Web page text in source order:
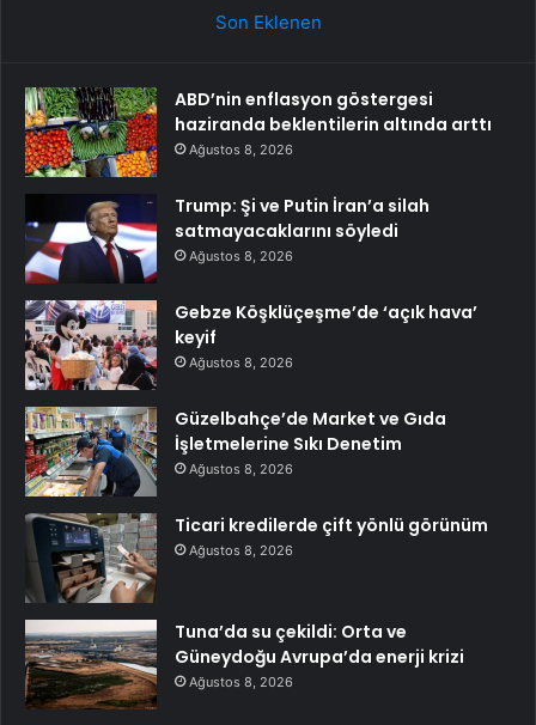
Son Eklenen
ABD’nin enflasyon göstergesi
haziranda beklentilerin altında arttı
Ağustos 8, 2026
Trump: Şi ve Putin İran’a silah
satmayacaklarını söyledi
Ağustos 8, 2026
Gebze Köşklüçeşme’de ‘açık hava’
keyif
Ağustos 8, 2026
Güzelbahçe’de Market ve Gıda
İşletmelerine Sıkı Denetim
Ağustos 8, 2026
Ticari kredilerde çift yönlü görünüm
Ağustos 8, 2026
Tuna’da su çekildi: Orta ve
Güneydoğu Avrupa’da enerji krizi
Ağustos 8, 2026